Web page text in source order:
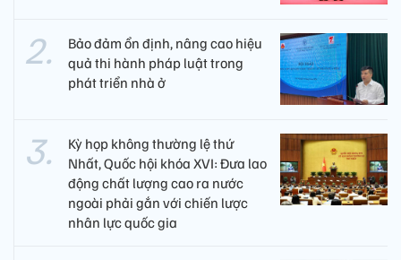
Bảo đảm ổn định, nâng cao hiệu
quả thi hành pháp luật trong
phát triển nhà ở
Kỳ họp không thường lệ thứ
Nhất, Quốc hội khóa XVI: Đưa lao
động chất lượng cao ra nước
ngoài phải gắn với chiến lược
nhân lực quốc gia